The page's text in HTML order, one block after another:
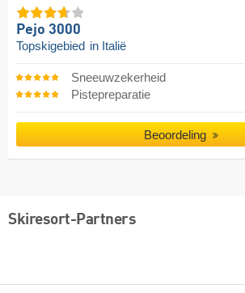
Pejo 3000
Topskigebied in Italië
Sneeuwzekerheid
Pistepreparatie
Beoordeling
Skiresort-Partners